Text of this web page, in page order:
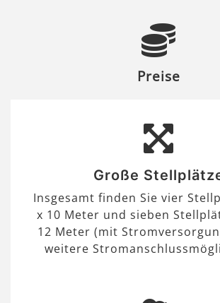
Preise
Große
Insgesamt finden Sie vier
x 10 Meter und sieben
12 Meter (mit
weitere